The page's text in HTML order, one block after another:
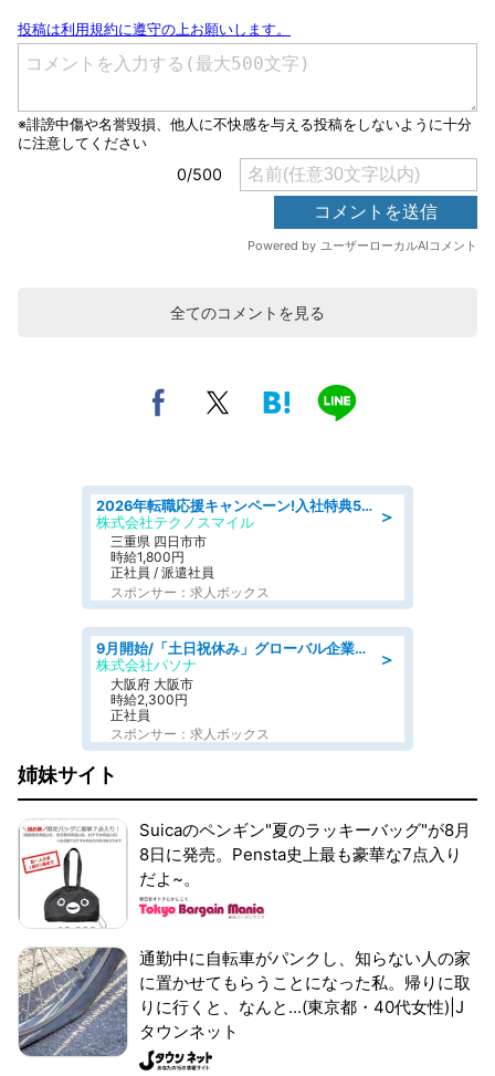
全てのコメントを見る
＞
2026年転職応援キャンペーン!入社特典58万円/デンソーで働こう!自動車工場で小型部品の検査業務 denso aichi
株式会社テクノスマイル
三重県 四日市市
時給1,800円
正社員 / 派遣社員
スポンサー：求人ボックス
＞
9月開始/「土日祝休み」グローバル企業での産業保健のお仕事/保健師/高時給/残業なし/服装自由
株式会社パソナ
大阪府 大阪市
時給2,300円
正社員
スポンサー：求人ボックス
姉妹サイト
Suicaのペンギン"夏のラッキーバッグ"が8月
8日に発売。Pensta史上最も豪華な7点入り
だよ~。
通勤中に自転車がパンクし、知らない人の家
に置かせてもらうことになった私。帰りに取
りに行くと、なんと...(東京都・40代女性)|J
タウンネット